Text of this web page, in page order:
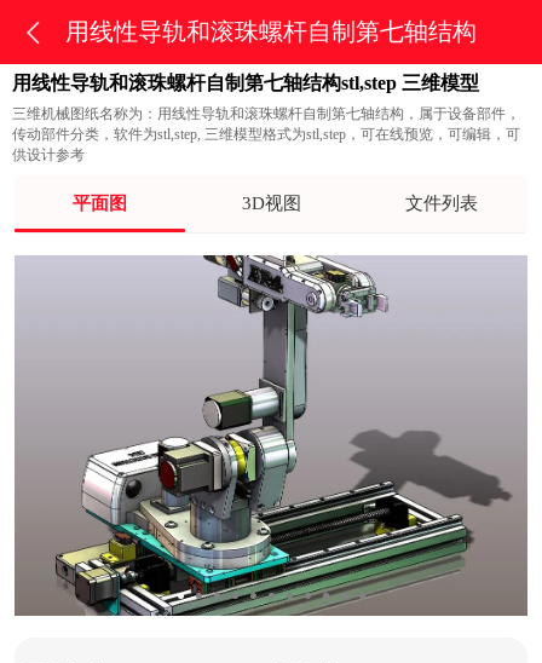
用线性导轨和滚珠螺杆自制第七轴结构
用线性导轨和滚珠螺杆自制第七轴结构stl,step 三维模型
三维机械图纸名称为：用线性导轨和滚珠螺杆自制第七轴结构，属于设备部件，
传动部件分类，软件为stl,step, 三维模型格式为stl,step，可在线预览，可编辑，可
供设计参考
平面图 3D视图 文件列表